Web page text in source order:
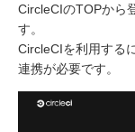
CircleCIのTOPから
す。
CircleCIを利用する
連携が必要です。